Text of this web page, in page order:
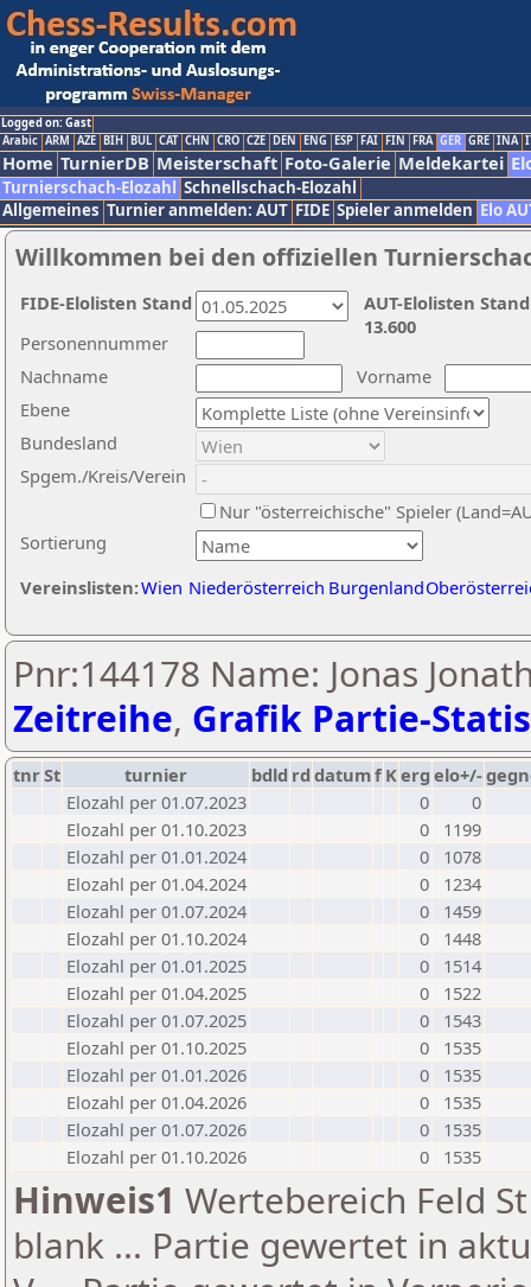
Logged on: Gast
Arabic ARM AZE BIH BUL CAT CHN CRO CZE DEN ENG ESP FAI FIN FRA GER GRE INA
Home TurnierDB Meisterschaft Foto-Galerie Meldekartei
Turnierschach-Elozahl Schnellschach-Elozahl
Allgemeines Turnier anmelden: AUT FIDE Spieler anmelden Elo
Willkommen bei den offiziellen
Nachname
Vorname
Ebene
Sortierung
Personennummer
Bundesland
Spgem./Kreis/Verein
Nur "österreichische" Spieler
Vereinslisten:Wien Niederösterreich Burgenland
AUT-Elolisten
13.600
FIDE-Elolisten Stand
Pnr:144178 Name: Jonas
Zeitreihe, Grafik Partie-
tnrSt turnier bdld rd datumf Kerg elo+/-
Elozahl per 01.07.2023
0
0
Elozahl per 01.10.2023
0
1199
Elozahl per 01.01.2024
0
1078
Elozahl per 01.04.2024
0
1234
Elozahl per 01.07.2024
0
1459
Elozahl per 01.10.2024
0
1448
Elozahl per 01.01.2025
0
1514
Elozahl per 01.04.2025
0
1522
Elozahl per 01.07.2025
0
1543
Elozahl per 01.10.2025
0
1535
Elozahl per 01.01.2026
0
1535
Elozahl per 01.04.2026
0
1535
Elozahl per 01.07.2026
0
1535
Elozahl per 01.10.2026
0 1535
Hinweis1 Wertebereich Feld
blank ... Partie gewertet in